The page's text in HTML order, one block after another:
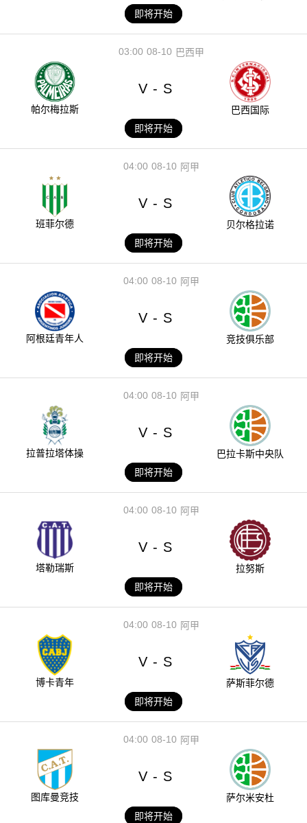
即将开始
08-10
03:00 巴西甲
帕尔梅拉斯
V - S
巴西国际
即将开始
08-10
04:00 阿甲
班菲尔德
V - S
贝尔格拉诺
即将开始
08-10
04:00 阿甲
阿根廷青年人
V - S
竞技俱乐部
即将开始
08-10
04:00 阿甲
拉普拉塔体操
V - S
巴拉卡斯中央队
即将开始
08-10
04:00 阿甲
塔勒瑞斯
V - S
拉努斯
即将开始
08-10
04:00 阿甲
博卡青年
V - S
萨斯菲尔德
即将开始
08-10
04:00 阿甲
图库曼竞技
V - S
萨尔米安杜
即将开始